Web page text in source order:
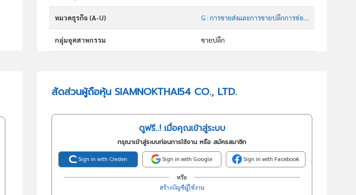
หมวดธุรกิจ (A-U) G : การขายส่งและการขายปลีกการซ่อมยานยนต์และ จักรยานยนต์
กลุ่มอุตสาหกรรม ขายปลีก
สัดส่วนผู้ถือหุ้น SIAMNOKTHAI54 CO., LTD.
ดูฟรี..! เมื่อคุณเข้าสู่ระบบ
กรุณาเข้าสู่ระบบก่อนการใช้งาน หรือ สมัครสมาชิก
Sign in with Creden Sign in with Google Sign in with Facebook
หรือ
สร้างบัญชีผู้ใช้งาน